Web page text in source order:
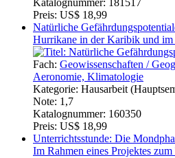
Preis:US$ 18,99
Natürliche Gefährdungspotentiale
Hurrikane in der Karibik und im
Fach:Geowissenschaften /
Aeronomie, Klimatologie
Kategorie:Hausarbeit
Note: 1,7
Katalognummer:
Preis:US$ 18,99
Unterrichtsstunde: Die
Im Rahmen eines Projektes zum
Einsteiger“